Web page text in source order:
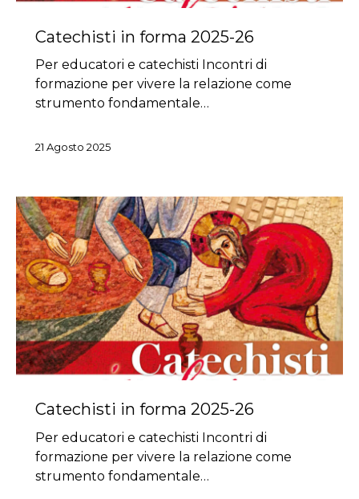
Catechisti in forma 2025-26
Per educatori e catechisti Incontri di
formazione per vivere la relazione come
strumento fondamentale…
21 Agosto 2025
Catechisti in forma 2025-26
Per educatori e catechisti Incontri di
formazione per vivere la relazione come
strumento fondamentale…